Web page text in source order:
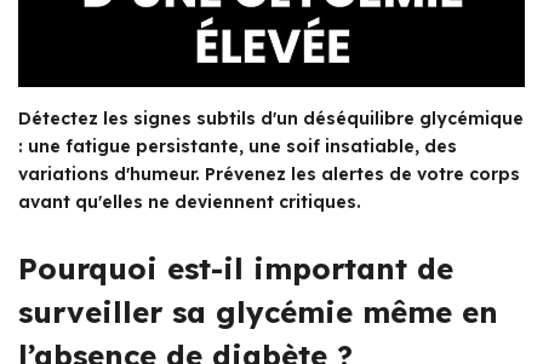
Détectez les signes subtils d'un déséquilibre glycémique
: une fatigue persistante, une soif insatiable, des
variations d'humeur. Prévenez les alertes de votre corps
avant qu'elles ne deviennent critiques.
Pourquoi est-il important de
surveiller sa glycémie même en
l’absence de diabète ?